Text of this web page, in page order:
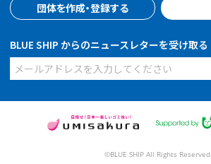
団体を作成・登録する
BLUE SHIP からのニュースレターを受け取る
©BLUE SHIP All Rights Reserved.